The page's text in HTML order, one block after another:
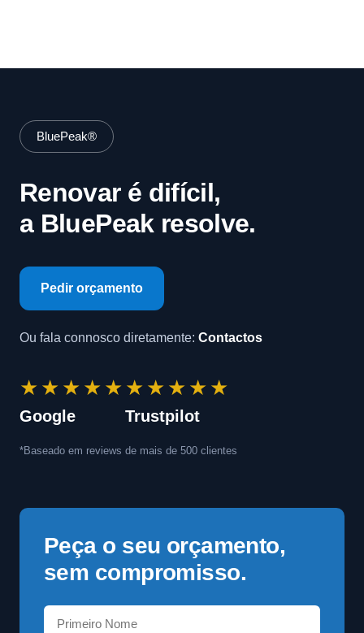
BluePeak®
Renovar é difícil,
a BluePeak resolve.
Pedir orçamento
Ou fala connosco diretamente: Contactos
★★★★★
Google
★★★★★
Trustpilot
*Baseado em reviews de mais de 500 clientes
Peça o seu orçamento,
sem compromisso.